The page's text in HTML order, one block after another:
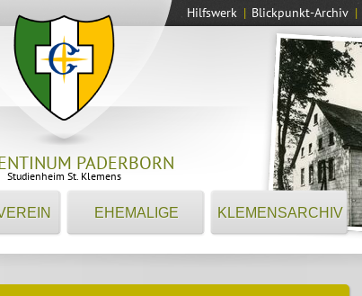
PADERBORN
Studienheim St. Klemens
Hilfswerk | Blickpunkt-Archiv |
EHEMALIGE KLEMENSARCHIV